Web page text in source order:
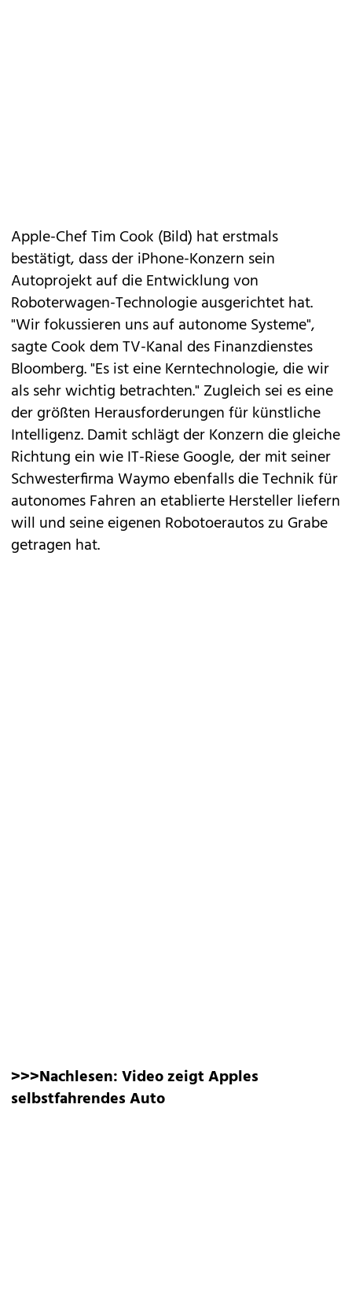
Apple-Chef Tim Cook (Bild) hat erstmals
bestätigt, dass der iPhone-Konzern sein
Autoprojektauf die Entwicklung von
Roboterwagen-Technologie ausgerichtet hat.
"Wir fokussieren uns auf autonome Systeme",
sagte Cook dem TV-Kanal des Finanzdienstes
Bloomberg. "Es ist eine Kerntechnologie, die wir
als sehr wichtig betrachten." Zugleich sei es eine
der größten Herausforderungen für künstliche
Intelligenz. Damit schlägt der Konzern die gleiche
Richtung ein wie IT-Riese Google, der mit seiner
SchwesterfirmaWaymoebenfalls die Technik für
autonomes Fahren an etablierte Hersteller liefern
will und seine eigenen Robotoerautoszu Grabe
getragen hat.
>>>Nachlesen:Video zeigt Apples
selbstfahrendes Auto